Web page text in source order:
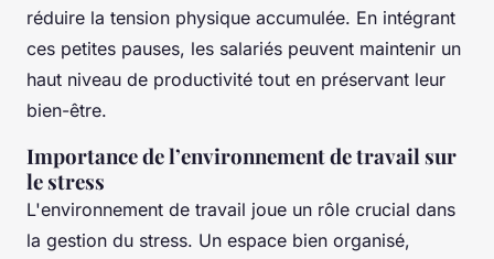
réduire la tension physique accumulée. En intégrant
ces petites pauses, les salariés peuvent maintenir un
haut niveau de productivité tout en préservant leur
bien-être.
Importance de l’environnement de travail sur
le stress
L'environnement de travail joue un rôle crucial dans
la gestion du stress. Un espace bien organisé,